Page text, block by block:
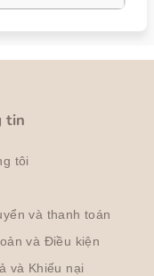
tin
tôi
và thanh toán
và Điều kiện
và Khiếu nại